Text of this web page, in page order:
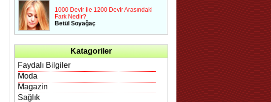
1000 Devir ile 1200 Devir Arasındaki
Fark Nedir?
Betül Soyağaç
Katagoriler
Faydalı Bilgiler
Moda
Magazin
Sağlık